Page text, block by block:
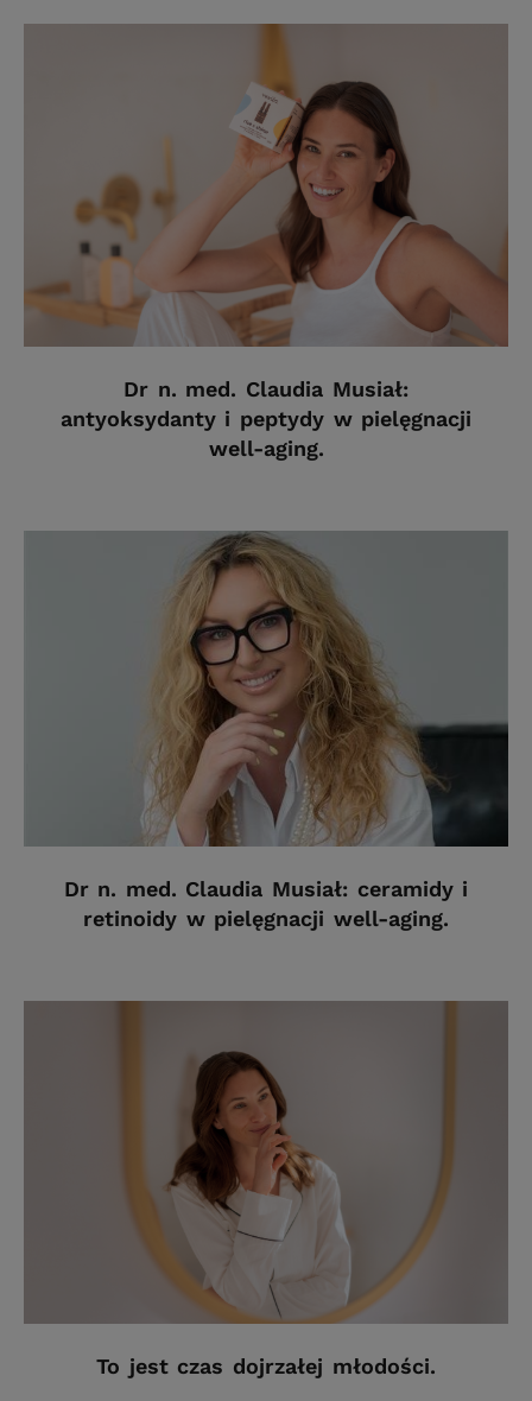
Dr n. med. Claudia Musiał:
antyoksydanty i peptydy w pielęgnacji
well-aging.
Dr n. med. Claudia Musiał: ceramidy i
retinoidy w pielęgnacji well-aging.
To jest czas dojrzałej młodości.